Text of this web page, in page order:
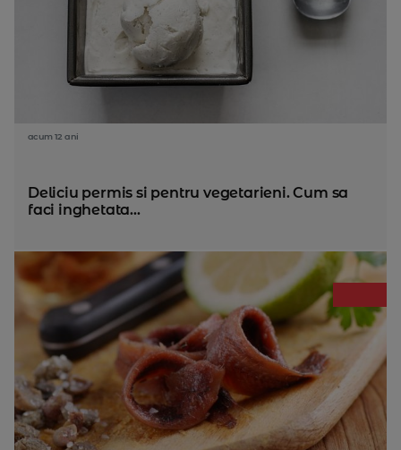
acum 12 ani
Deliciu permis si pentru vegetarieni. Cum sa
faci inghetata...